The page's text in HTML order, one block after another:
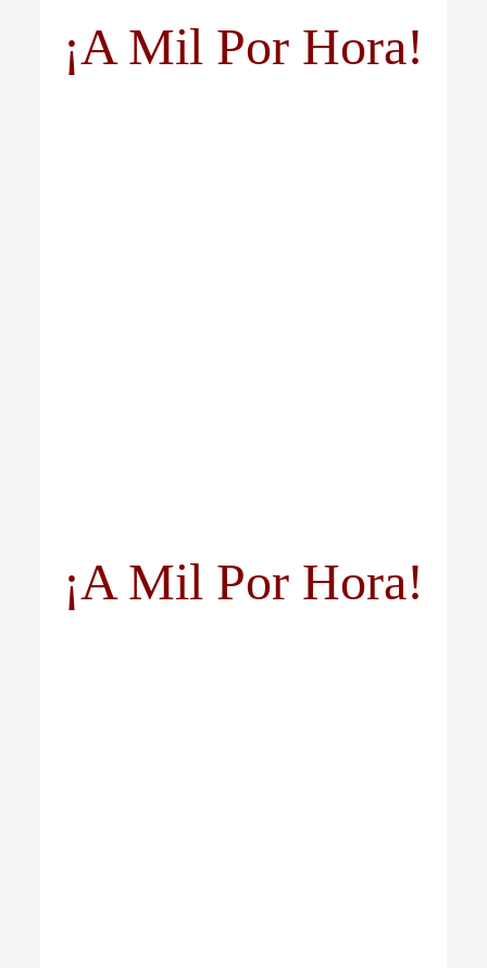
¡A Mil Por Hora!
¡A Mil Por Hora!